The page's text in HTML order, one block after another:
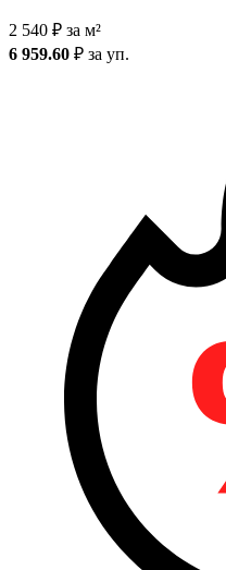
2 540 ₽ за м²
6 959.60 ₽ за уп.